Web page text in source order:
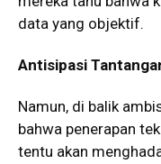
data yang objektif.
Antisipasi
Namun, di balik
bahwa penerapan
tentu akan